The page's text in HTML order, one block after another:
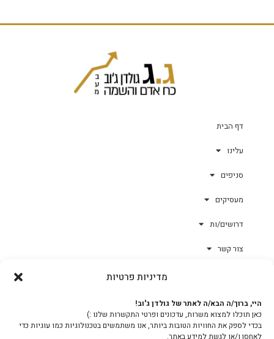
מדיניות פרטיות
היי, ברוך/ה הבא/ה לאתר של גולדן ג'וב!
כאן תוכלו למצוא משרות, עדכונים ופרטי התקשרות שלנו :)
בכדי לספק את החוויות הטובות ביותר, אנו משתמשים בטכנולוגיות כמו עוגיות כדי
לאחסן ו/או לגשת למידע באתר.
דף הבית
עלינו
סניפים
מעסיקים
דרושים/ות
צור קשר
צוות